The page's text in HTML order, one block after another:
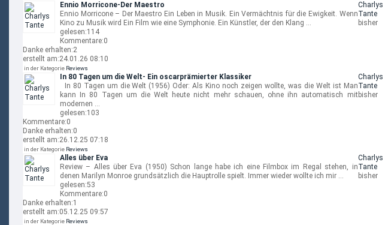
Ennio Morricone-Der Maestro
Ennio Morricone – Der Maestro Ein Leben in Musik. Ein Vermächtnis für die Ewigkeit. Wenn
Kino zu Musik wird Ein Film wie eine Symphonie. Ein Künstler, der den Klang …
Charlys
Tante
bisher
gelesen:114
Kommentare:0
Danke erhalten:2
erstellt am:24.01.26 08:10
in der Kategorie Reviews
In 80 Tagen um die Welt- Ein oscarprämierter Klassiker
In 80 Tagen um die Welt (1956) Oder: Als Kino noch zeigen wollte, was die Welt ist Man
kann In 80 Tagen um die Welt heute nicht mehr schauen, ohne ihn automatisch mit
modernen …
Charlys
Tante
bisher
gelesen:103
Kommentare:0
Danke erhalten:0
erstellt am:26.12.25 07:18
in der Kategorie Reviews
Alles über Eva
Review – Alles über Eva (1950) Schon lange habe ich eine Filmbox im Regal stehen, in
denen Marilyn Monroe grundsätzlich die Hauptrolle spielt. Immer wieder wollte ich mir …
Charlys
Tante
bisher
gelesen:53
Kommentare:0
Danke erhalten:1
erstellt am:05.12.25 09:57
in der Kategorie Reviews